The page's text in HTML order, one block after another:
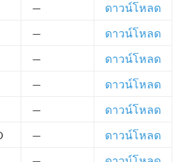
—
ดาวน์โหลด
—
ดาวน์โหลด
—
ดาวน์โหลด
—
ดาวน์โหลด
—
ดาวน์โหลด
—
ดาวน์โหลด